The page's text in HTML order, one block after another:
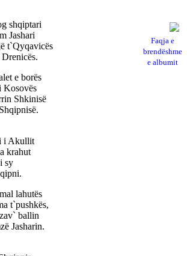
Faqja e
brendëshme
e albumit
shqiptari
Jashari
t`Qyqavicës
e borës
Kosovës
Shkinisë
i Akullit
krahut
sy
lahutës
t`pushkës,
ballin
Jasharin.